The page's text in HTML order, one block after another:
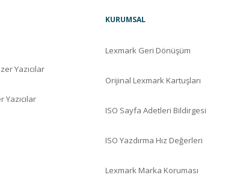
Yazıcılar
KURUMSAL
Lexmark Geri Dönüşüm
Orijinal Lexmark Kartuşları
ISO Sayfa Adetleri Bildirgesi
ISO Yazdırma Hız Değerleri
Lexmark Marka Koruması